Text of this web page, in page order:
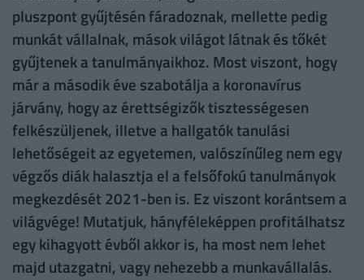
pluszpont gyűjtésén fáradoznak, mellette pedig
munkát vállalnak, mások világot látnak és tőkét
gyűjtenek a tanulmányaikhoz. Most viszont, hogy
már a második éve szabotálja a koronavírus
járvány, hogy az érettségizők tisztességesen
felkészüljenek, illetve a hallgatók tanulási
lehetőségeit az egyetemen, valószínűleg nem egy
végzős diák halasztja el a felsőfokú tanulmányok
megkezdését 2021-ben is. Ez viszont korántsem a
világvége! Mutatjuk, hányféleképpen profitálhatsz
egy kihagyott évből akkor is, ha most nem lehet
majd utazgatni, vagy nehezebb a munkavállalás.